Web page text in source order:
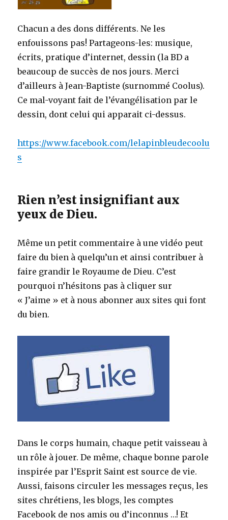
Chacun a des dons différents. Ne les
enfouissons pas! Partageons-les: musique,
écrits, pratique d’internet, dessin (la BD a
beaucoup de succès de nos jours. Merci
d’ailleurs à Jean-Baptiste (surnommé Coolus).
Ce mal-voyant fait de l’évangélisation par le
dessin, dont celui qui apparait ci-dessus.
https://www.facebook.com/lelapinbleudecoolu
s
Rien n’est insignifiant aux
yeux de Dieu.
Même un petit commentaire à une vidéo peut
faire du bien à quelqu’un et ainsi contribuer à
faire grandir le Royaume de Dieu. C’est
pourquoi n’hésitons pas à cliquer sur
« J’aime » et à nous abonner aux sites qui font
du bien.
Dans le corps humain, chaque petit vaisseau à
un rôle à jouer. De même, chaque bonne parole
inspirée par l’Esprit Saint est source de vie.
Aussi, faisons circuler les messages reçus, les
sites chrétiens, les blogs, les comptes
Facebook de nos amis ou d’inconnus …! Et